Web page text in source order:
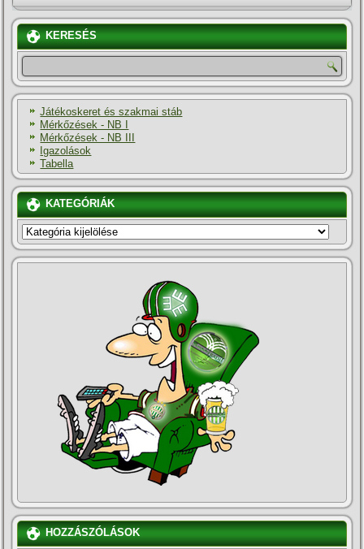
KERESÉS
Játékoskeret és szakmai stáb
Mérkőzések - NB I
Mérkőzések - NB III
Igazolások
Tabella
KATEGÓRIÁK
KATEGÓRIÁK
HOZZÁSZÓLÁSOK